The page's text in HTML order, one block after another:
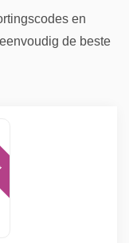
en
de beste